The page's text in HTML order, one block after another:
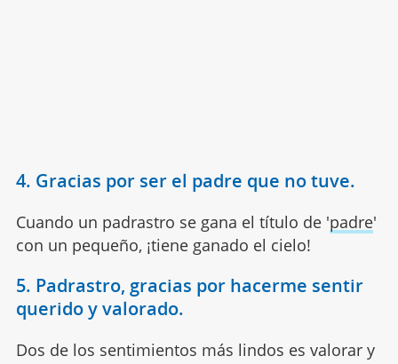
4. Gracias por ser el padre que no tuve.
Cuando un padrastro se gana el título de 'padre'
con un pequeño, ¡tiene ganado el cielo!
5. Padrastro, gracias por hacerme sentir
querido y valorado.
Dos de los sentimientos más lindos es valorar y